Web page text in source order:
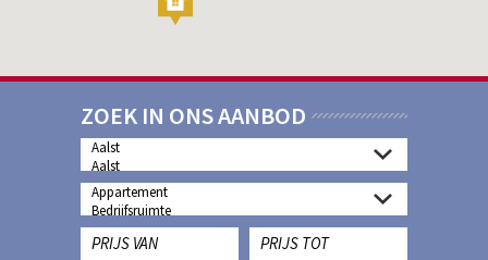
ZOEK IN ONS AANBOD